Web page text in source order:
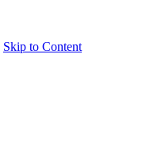
Skip to Content